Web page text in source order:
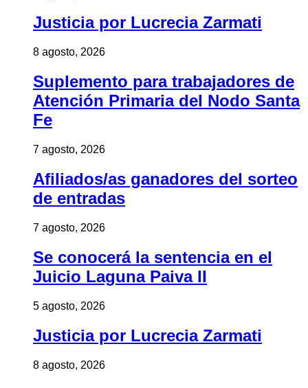
Justicia por Lucrecia Zarmati
8 agosto, 2026
Suplemento para trabajadores de
Atención Primaria del Nodo Santa
Fe
7 agosto, 2026
Afiliados/as ganadores del sorteo
de entradas
7 agosto, 2026
Se conocerá la sentencia en el
Juicio Laguna Paiva II
5 agosto, 2026
Justicia por Lucrecia Zarmati
8 agosto, 2026